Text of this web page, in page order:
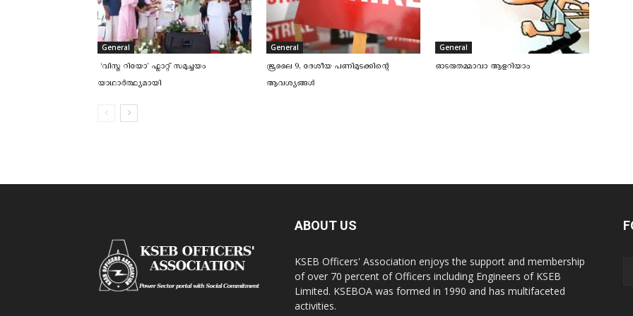
General
‘വിസ്ത റിയോ’ ഫ്ലാറ്റ് സമുച്ചയം
യാഥാർത്ഥ്യമായി
General
ജൂലൈ 9, ദേശീയ പണിമുടക്കിന്റെ
ആവശ്യങ്ങള്‍
General
ഓടരുതമ്മാവാ ആളറിയാം
ABOUT US
KSEB Officers' Association enjoys the support and membership
of over 70 percent of Officers including Engineers of KSEB
Limited. KSEBOA was formed in 1990 and has multifaceted
activities.